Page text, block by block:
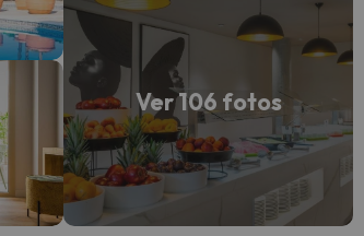
Ver 106 fotos